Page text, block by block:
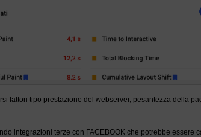
fattori tipo prestazione del webserver, pesantezza della
integrazioni terze con FACEBOOK che potrebbe essere